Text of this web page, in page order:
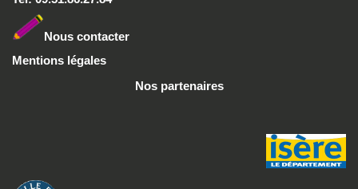
Nous contacter
Mentions légales
Nos partenaires